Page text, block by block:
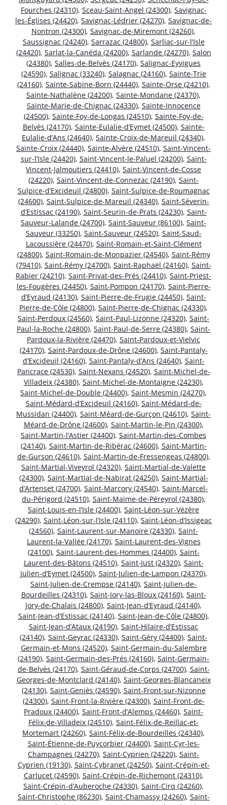
Fourches (24310), Sceau-Saint-Angel (24300), Savignac-
les-Églises (24420), Savignac-Lédrier (24270), Savignac-de-
Nontron (24300), Savignac-de-Miremont (24260),
Saussignac (24240), Sarrazac (24800), Sarliac-sur-l’Isle
(24420), Sarlat-la-Canéda (24200), Sarlande (24270), Salon
(24380), Salles-de-Belvès (24170), Salignac-Eyvigues
(24590), Salignac (33240), Salagnac (24160), Sainte-Trie
(24160), Sainte-Sabine-Born (24440), Sainte-Orse (24210),
Sainte-Nathalène (24200), Sainte-Mondane (24370),
Sainte-Marie-de-Chignac (24330), Sainte-Innocence
(24500), Sainte-Foy-de-Longas (24510), Sainte-Foy-de-
Belvès (24170), Sainte-Eulalie-d’Eymet (24500), Sainte-
Eulalie-d’Ans (24640), Sainte-Croix-de-Mareuil (24340),
Sainte-Croix (24440), Sainte-Alvère (24510), Saint-Vincent-
sur-l’Isle (24420), Saint-Vincent-le-Paluel (24200), Saint-
Vincent-Jalmoutiers (24410), Saint-Vincent-de-Cosse
(24220), Saint-Vincent-de-Connezac (24190), Saint-
Sulpice-d’Excideuil (24800), Saint-Sulpice-de-Roumagnac
(24600), Saint-Sulpice-de-Mareuil (24340), Saint-Séverin-
d’Estissac (24190), Saint-Seurin-de-Prats (24230), Saint-
Sauveur-Lalande (24700), Saint-Sauveur (86100), Saint-
Sauveur (33250), Saint-Sauveur (24520), Saint-Saud-
Lacoussière (24470), Saint-Romain-et-Saint-Clément
(24800), Saint-Romain-de-Monpazier (24540), Saint-Rémy
(79410), Saint-Rémy (24700), Saint-Raphaël (24160), Saint-
Rabier (24210), Saint-Privat-des-Prés (24410), Saint-Priest-
les-Fougères (24450), Saint-Pompon (24170), Saint-Pierre-
d’Eyraud (24130), Saint-Pierre-de-Frugie (24450), Saint-
Pierre-de-Côle (24800), Saint-Pierre-de-Chignac (24330),
Saint-Perdoux (24560), Saint-Paul-Lizonne (24320), Saint-
Paul-la-Roche (24800), Saint-Paul-de-Serre (24380), Saint-
Pardoux-la-Rivière (24470), Saint-Pardoux-et-Vielvic
(24170), Saint-Pardoux-de-Drône (24600), Saint-Pantaly-
d’Excideuil (24160), Saint-Pantaly-d’Ans (24640), Saint-
Pancrace (24530), Saint-Nexans (24520), Saint-Michel-de-
Villadeix (24380), Saint-Michel-de-Montaigne (24230),
Saint-Michel-de-Double (24400), Saint-Mesmin (24270),
Saint-Médard-d’Excideuil (24160), Saint-Médard-de-
Mussidan (24400), Saint-Méard-de-Gurçon (24610), Saint-
Méard-de-Drône (24600), Saint-Martin-le-Pin (24300),
Saint-Martin-l’Astier (24400), Saint-Martin-des-Combes
(24140), Saint-Martin-de-Ribérac (24600), Saint-Martin-
de-Gurson (24610), Saint-Martin-de-Fressengeas (24800),
Saint-Martial-Viveyrol (24320), Saint-Martial-de-Valette
(24300), Saint-Martial-de-Nabirat (24250), Saint-Martial-
d’Artenset (24700), Saint-Marcory (24540), Saint-Marcel-
du-Périgord (24510), Saint-Maime-de-Péreyrol (24380),
Saint-Louis-en-l’Isle (24400), Saint-Léon-sur-Vézère
(24290), Saint-Léon-sur-l’Isle (24110), Saint-Léon-d’Issigeac
(24560), Saint-Laurent-sur-Manoire (24330), Saint-
Laurent-la-Vallée (24170), Saint-Laurent-des-Vignes
(24100), Saint-Laurent-des-Hommes (24400), Saint-
Laurent-des-Bâtons (24510), Saint-Just (24320), Saint-
Julien-d’Eymet (24500), Saint-Julien-de-Lampon (24370),
Saint-Julien-de-Crempse (24140), Saint-Julien-de-
Bourdeilles (24310), Saint-Jory-las-Bloux (24160), Saint-
Jory-de-Chalais (24800), Saint-Jean-d’Eyraud (24140),
Saint-Jean-d’Estissac (24140), Saint-Jean-de-Côle (24800),
Saint-Jean-d’Ataux (24190), Saint-Hilaire-d’Estissac
(24140), Saint-Geyrac (24330), Saint-Géry (24400), Saint-
Germain-et-Mons (24520), Saint-Germain-du-Salembre
(24190), Saint-Germain-des-Prés (24160), Saint-Germain-
de-Belvès (24170), Saint-Géraud-de-Corps (24700), Saint-
Georges-de-Montclard (24140), Saint-Georges-Blancaneix
(24130), Saint-Geniès (24590), Saint-Front-sur-Nizonne
(24300), Saint-Front-la-Rivière (24300), Saint-Front-de-
Pradoux (24400), Saint-Front-d’Alemps (24460), Saint-
Félix-de-Villadeix (24510), Saint-Félix-de-Reillac-et-
Mortemart (24260), Saint-Félix-de-Bourdeilles (24340),
Saint-Étienne-de-Puycorbier (24400), Saint-Cyr-les-
Champagnes (24270), Saint-Cyprien (24220), Saint-
Cyprien (19130), Saint-Cybranet (24250), Saint-Crépin-et-
Carlucet (24590), Saint-Crépin-de-Richemont (24310),
Saint-Crépin-d’Auberoche (24330), Saint-Cirq (24260),
Saint-Christophe (86230), Saint-Chamassy (24260), Saint-